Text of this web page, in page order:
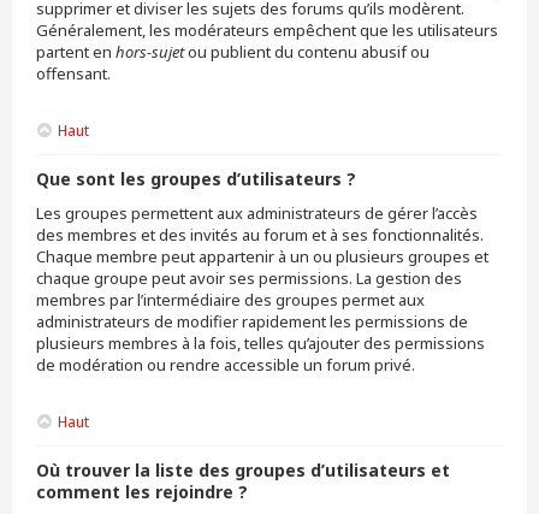
supprimer et diviser les sujets des forums qu’ils modèrent.
Généralement, les modérateurs empêchent que les utilisateurs
partent en hors-sujetou publient du contenu abusif ou
offensant.
Haut
Que sont les groupes d’utilisateurs ?
Les groupes permettent aux administrateurs de gérer l’accès
des membres et des invités au forum et à ses fonctionnalités.
Chaque membre peut appartenir à un ou plusieurs groupes et
chaque groupe peut avoir ses permissions. La gestion des
membres par l’intermédiaire des groupes permet aux
administrateurs de modifier rapidement les permissions de
plusieurs membres à la fois, telles qu’ajouter des permissions
de modération ou rendre accessible un forum privé.
Haut
Où trouver la liste des groupes d’utilisateurs et
comment les rejoindre ?